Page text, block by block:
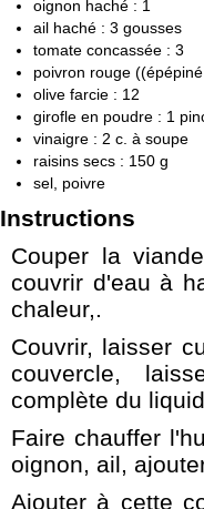
oignon haché : 1
ail haché : 3 gousses
tomate concassée : 3
poivron rouge
olive farcie : 12
girofle en poudre : 1
vinaigre : 2 c. à soupe
raisins secs : 150 g
sel, poivre
Instructions
Couper la
couvrir d'eau à
chaleur,.
Couvrir, laisser
couvercle,
complète du
Faire chauffer
oignon, ail,
Ajouter à cette